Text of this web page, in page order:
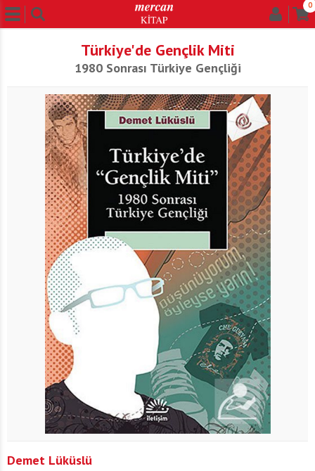
0
Türkiye'de Gençlik Miti
1980 Sonrası Türkiye Gençliği
Demet Lüküslü